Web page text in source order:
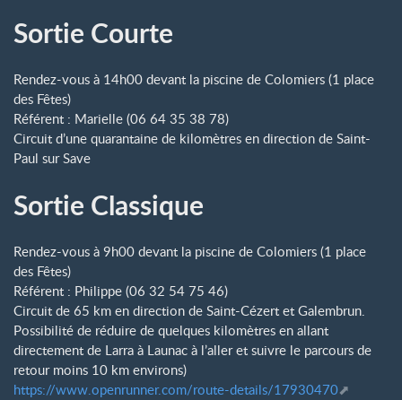
Sortie Courte
Rendez-vous à 14h00 devant la piscine de Colomiers (1 place
des Fêtes)
Référent : Marielle (06 64 35 38 78)
Circuit d’une quarantaine de kilomètres en direction de Saint-
Paul sur Save
Sortie Classique
Rendez-vous à 9h00 devant la piscine de Colomiers (1 place
des Fêtes)
Référent : Philippe (06 32 54 75 46)
Circuit de 65 km en direction de Saint-Cézert et Galembrun.
Possibilité de réduire de quelques kilomètres en allant
directement de Larra à Launac à l’aller et suivre le parcours de
retour moins 10 km environs)
https://www.openrunner.com/route-details/17930470